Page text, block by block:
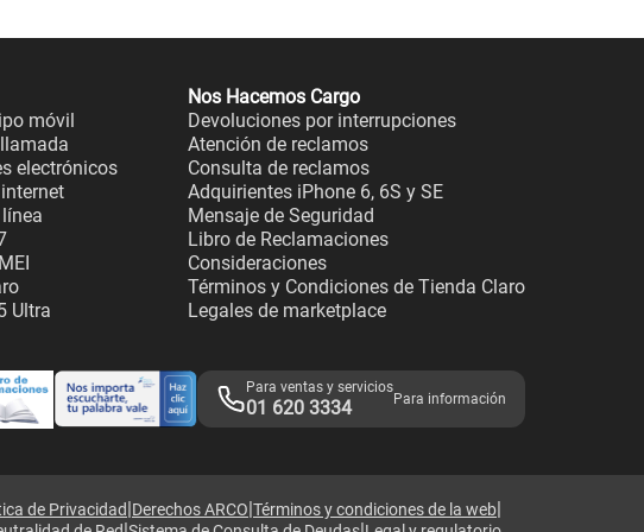
móvil
electrónicos
Ultra
Nos Hacemos Cargo
Devoluciones por interrupciones
Atención de reclamos
Consulta de reclamos
Adquirientes iPhone 6, 6S y SE
Mensaje de Seguridad
Libro de Reclamaciones
Consideraciones
Términos y Condiciones de Tienda Claro
Legales de marketplace
Para ventas y servicios
01 620 3334 Para información
de Privacidad|Derechos ARCO|Términos y condiciones de la web|